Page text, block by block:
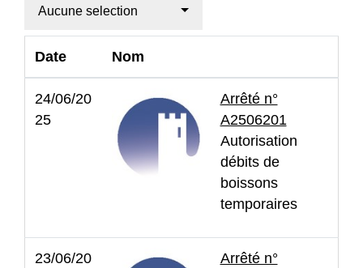
Aucune selection
Date Nom
24/06/20
25
Arrêté n°
A2506201
Autorisation
débits de
boissons
temporaires
23/06/20
Arrêté n°